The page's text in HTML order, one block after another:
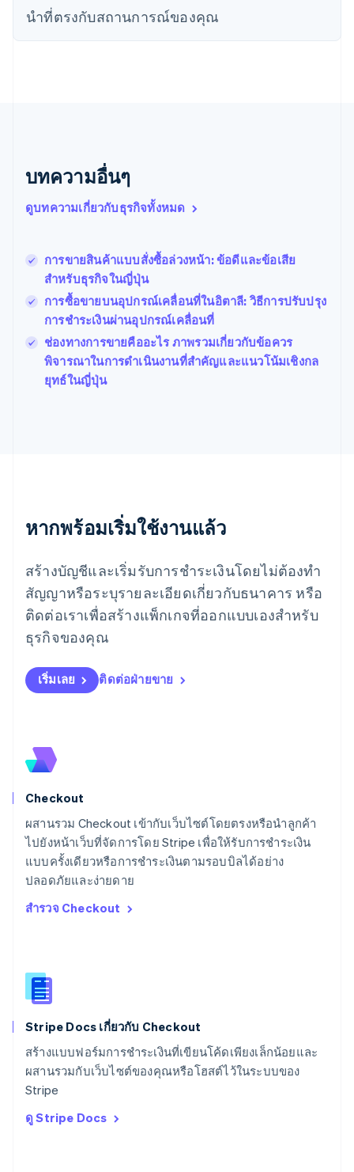
นําที่ตรงกับสถานการณ์ของคุณ
บทความอื่นๆ
ดูบทความเกี่ยวกับธุรกิจทั้งหมด
การขายสินค้าแบบสั่งซื้อล่วงหน้า: ข้อดีและข้อเสีย
สำหรับธุรกิจในญี่ปุ่น
การซื้อขายบนอุปกรณ์เคลื่อนที่ในอิตาลี: วิธีการปรับปรุง
การชำระเงินผ่านอุปกรณ์เคลื่อนที่
ช่องทางการขายคืออะไร ภาพรวมเกี่ยวกับข้อควร
พิจารณาในการดำเนินงานที่สำคัญและแนวโน้มเชิงกล
ยุทธ์ในญี่ปุ่น
หากพร้อมเริ่มใช้งานแล้ว
สร้างบัญชีและเริ่มรับการชำระเงินโดยไม่ต้องทำ
สัญญาหรือระบุรายละเอียดเกี่ยวกับธนาคาร หรือ
ติดต่อเราเพื่อสร้างแพ็กเกจที่ออกแบบเองสำหรับ
ธุรกิจของคุณ
เริ่มเลย ติดต่อฝ่ายขาย
Checkout
ผสานรวม Checkout เข้ากับเว็บไซต์โดยตรงหรือนำลูกค้า
ไปยังหน้าเว็บที่จัดการโดย Stripe เพื่อให้รับการชำระเงิน
แบบครั้งเดียวหรือการชำระเงินตามรอบบิลได้อย่าง
ปลอดภัยและง่ายดาย
สำรวจ Checkout
Stripe Docs เกี่ยวกับ Checkout
สร้างแบบฟอร์มการชำระเงินที่เขียนโค้ดเพียงเล็กน้อยและ
ผสานรวมกับเว็บไซต์ของคุณหรือโฮสต์ไว้ในระบบของ
Stripe
ดู Stripe Docs
เดนมาร์ก
ไทย
บราซิล
บัลแกเรีย
Nederlands FrançaisDeutschEnglish
โปรตุเกส
Português
โปแลนด์
English
ฝรั่งเศส
Français English
ฟินแลนด์
EnglishSvenska
เยอรมนี
โรมาเนีย
English
ลักเซมเบิร์ก
FrançaisDeutschEnglish
ลัตเวีย
English
Deutsch English
ลิทัวเนีย
สโลวาเกีย
English
EnglishItaliano
สวิตเซอร์แลนด์
Deutsch Français Italiano
สวีเดน
SvenskaEnglish
สหรัฐอเมริกา
สหรัฐอาหรับเอมิเรตส์
สาธารณรัฐเช็ก
English
English简体中文
ออสเตรเลีย
ออสเตรีย
Deutsch
ItalianoEnglish